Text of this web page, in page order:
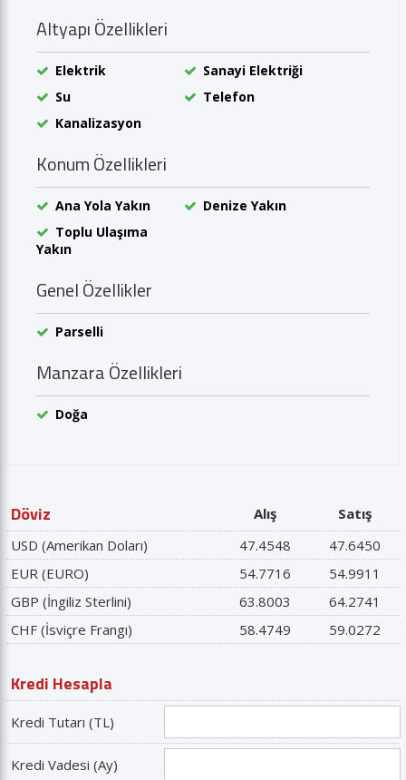
Altyapı Özellikleri
Elektrik
Sanayi Elektriği
Su
Telefon
Kanalizasyon
Konum Özellikleri
Ana Yola Yakın
Denize Yakın
Toplu Ulaşıma
Yakın
Genel Özellikler
Parselli
Manzara Özellikleri
Doğa
Döviz Alış
Satış
USD (Amerikan Doları)
47.4548
47.6450
EUR (EURO)
54.7716
54.9911
GBP (İngiliz Sterlini)
63.8003
64.2741
CHF (İsviçre Frangı)
58.4749 59.0272
Kredi Hesapla
Kredi Tutarı (TL)
Kredi Vadesi (Ay)